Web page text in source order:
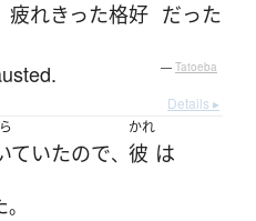
疲れきった格好 だった
— Tatoeba
Details ▸
ていたので、
かれ
彼 は
。